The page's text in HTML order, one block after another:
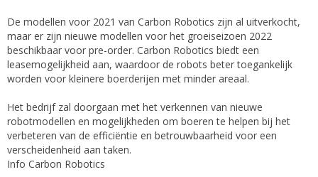
De modellen voor 2021 van Carbon Robotics zijn al uitverkocht,
maar er zijn nieuwe modellen voor het groeiseizoen 2022
beschikbaar voor pre-order. Carbon Robotics biedt een
leasemogelijkheid aan, waardoor de robots beter toegankelijk
worden voor kleinere boerderijen met minder areaal.
Het bedrijf zal doorgaan met het verkennen van nieuwe
robotmodellen en mogelijkheden om boeren te helpen bij het
verbeteren van de efficiëntie en betrouwbaarheid voor een
verscheidenheid aan taken.
Info Carbon Robotics